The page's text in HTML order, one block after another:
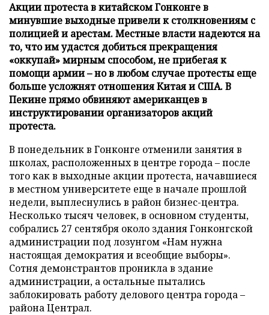
Акции протеста в китайском Гонконге в
минувшие выходные привели к столкновениям с
полицией и арестам. Местные власти надеются на
то, что им удастся добиться прекращения
«оккупай» мирным способом, не прибегая к
помощи армии – но в любом случае протесты еще
больше усложнят отношения Китая и США. В
Пекине прямо обвиняют американцев в
инструктировании организаторов акций
протеста.
В понедельник в Гонконге отменили занятия в
школах, расположенных в центре города – после
того как в выходные акции протеста, начавшиеся
в местном университете еще в начале прошлой
недели, выплеснулись в район бизнес-центра.
Несколько тысяч человек, в основном студенты,
собрались 27 сентября около здания Гонконгской
администрации под лозунгом «Нам нужна
настоящая демократия и всеобщие выборы».
Сотня демонстрантов проникла в здание
администрации, а остальные пытались
заблокировать работу делового центра города –
района Централ.